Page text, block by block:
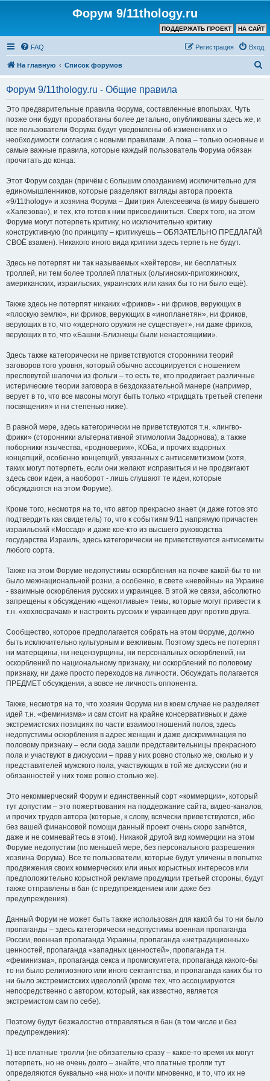
Форум 9/11thology.ru
НА САЙТ
ПОДДЕРЖАТЬ ПРОЕКТ
FAQ Вход
Регистрация
На главную Список форумов
Форум 9/11thology.ru - Общие правила
Это предварительные правила Форума, составленные впопыхах. Чуть
позже они будут проработаны более детально, опубликованы здесь же, и
все пользователи Форума будут уведомлены об изменениях и о
необходимости согласия с новыми правилами. А пока – только основные и
самые важные правила, которые каждый пользователь Форума обязан
прочитать до конца:
Этот Форум создан (причём с большим опозданием) исключительно для
единомышленников, которые разделяют взгляды автора проекта
«9/11thology» и хозяина Форума – Дмитрия Алексеевича (в миру бывшего
«Халезова»), и тех, кто готов к ним присоединиться. Сверх того, на этом
Форуме могут потерпеть критику, но исключительно критику
конструктивную (по принципу – критикуешь – ОБЯЗАТЕЛЬНО ПРЕДЛАГАЙ
СВОЁ взамен). Никакого иного вида критики здесь терпеть не будут.
Здесь не потерпят ни так называемых «хейтеров», ни бесплатных
троллей, ни тем более троллей платных (ольгинских-пригожинских,
американских, израильских, украинских или каких бы то ни было ещё).
Также здесь не потерпят никаких «фриков» - ни фриков, верующих в
«плоскую землю», ни фриков, верующих в «инопланетян», ни фриков,
верующих в то, что «ядерного оружия не существует», ни даже фриков,
верующих в то, что «Башни-Близнецы были ненастоящими».
Здесь также категорически не приветствуются сторонники теорий
заговоров того уровня, который обычно ассоциируется с ношением
пресловутой шапочки из фольги – то есть те, кто продвигает различные
истерические теории заговора в бездоказательной манере (например,
верует в то, что все масоны могут быть только «тридцать третьей степени
посвящения» и ни степенью ниже).
В равной мере, здесь категорически не приветствуются т.н. «лингво-
фрики» (сторонники альтернативной этимологии Задорнова), а также
поборники язычества, «родноверия», КОБа, и прочих вздорных
концепций, особенно концепций, увязанных с антисемитизмом (хотя,
таких могут потерпеть, если они желают исправиться и не продвигают
здесь свои идеи, а наоборот - лишь слушают те идеи, которые
обсуждаются на этом Форуме).
Кроме того, несмотря на то, что автор прекрасно знает (и даже готов это
подтвердить как свидетель) то, что к событиям 9/11 напрямую причастен
израильский «Моссад» и даже кое-кто из высшего руководства
государства Израиль, здесь категорически не приветствуются антисемиты
любого сорта.
Также на этом Форуме недопустимы оскорбления на почве какой-бы то ни
было межнациональной розни, а особенно, в свете «невойны» на Украине
- взаимные оскорбления русских и украинцев. В этой же связи, абсолютно
запрещены к обсуждению «щекотливые» темы, которые могут привести к
т.н. «хохлосрачам» и настроить русских и украинцев друг против друга.
Сообщество, которое предполагается собрать на этом Форуме, должно
быть исключительно культурным и вежливым. Поэтому здесь не потерпят
ни матерщины, ни нецензурщины, ни персональных оскорблений, ни
оскорблений по национальному признаку, ни оскорблений по половому
признаку, ни даже просто переходов на личности. Обсуждать полагается
ПРЕДМЕТ обсуждения, а вовсе не личность оппонента.
Также, несмотря на то, что хозяин Форума ни в коем случае не разделяет
идей т.н. «феминизма» и сам стоит на крайне консервативных и даже
экстремистских позициях по части взаимоотношений полов, здесь
недопустимы оскорбления в адрес женщин и даже дискриминация по
половому признаку – если сюда зашли представительницы прекрасного
пола и участвуют в дискуссии – прав у них ровно столько же, сколько и у
представителей мужского пола, участвующих в той же дискуссии (но и
обязанностей у них тоже ровно столько же).
Это некоммерческий Форум и единственный сорт «коммерции», который
тут допустим – это пожертвования на поддержание сайта, видео-каналов,
и прочих трудов автора (которые, к слову, всячески приветствуются, ибо
без вашей финансовой помощи данный проект очень скоро загнётся,
даже и не сомневайтесь в этом). Никакой другой вид коммерции на этом
Форуме недопустим (по меньшей мере, без персонального разрешения
хозяина Форума). Все те пользователи, которые будут уличены в попытке
продвижения своих коммерческих или иных корыстных интересов или
предположительно корыстной рекламе продукции третьей стороны, будут
также отправлены в бан (с предупреждением или даже без
предупреждения).
Данный Форум не может быть также использован для какой бы то ни было
пропаганды – здесь категорически недопустимы военная пропаганда
России, военная пропаганда Украины, пропаганда «нетрадиционных»
ценностей, пропаганда «западных ценностей», пропаганда т.н.
«феминизма», пропаганда секса и промискуитета, пропаганда какого-бы
то ни было религиозного или иного сектантства, и пропаганда каких бы то
ни было экстремистских идеологий (кроме тех, что ассоциируются
непосредственно с автором, который, как известно, является
экстремистом сам по себе).
Поэтому будут безжалостно отправляться в бан (в том числе и без
предупреждения):
1) все платные тролли (не обязательно сразу – какое-то время их могут
потерпеть, но не очень долго – знайте, что платные тролли тут
определяются буквально «на нюх» и почти мгновенно, и то, что их не